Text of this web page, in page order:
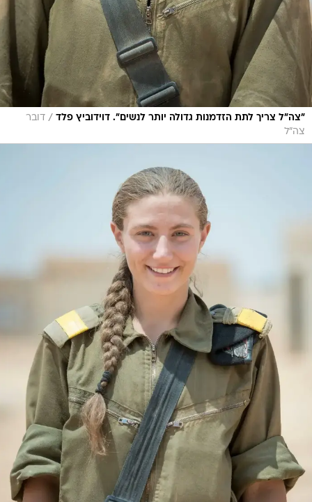
"צה"ל צריך לתת הזדמנות גדולה יותר לנשים". דוידוביץ פלד / דובר
צה"ל